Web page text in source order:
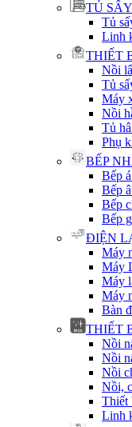
TỦ
Tủ
Linh
THIẾT
Nồi
Tủ
Máy
Nồi
Tủ
Phụ
BẾP
Bếp
Bếp
Bếp
Bếp
ĐIỆN
Máy
Máy
Máy
Máy
Bàn
THIẾT
Nồi
Nồi
Nồi
Nồi,
Thiết
Linh